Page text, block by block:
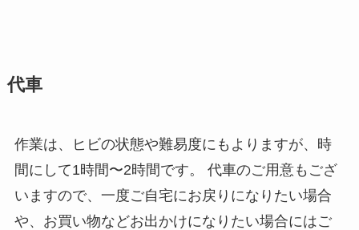
代車
作業は、ヒビの状態や難易度にもよりますが、時
間にして1時間〜2時間です。 代車のご用意もござ
いますので、一度ご自宅にお戻りになりたい場合
や、お買い物などお出かけになりたい場合にはご